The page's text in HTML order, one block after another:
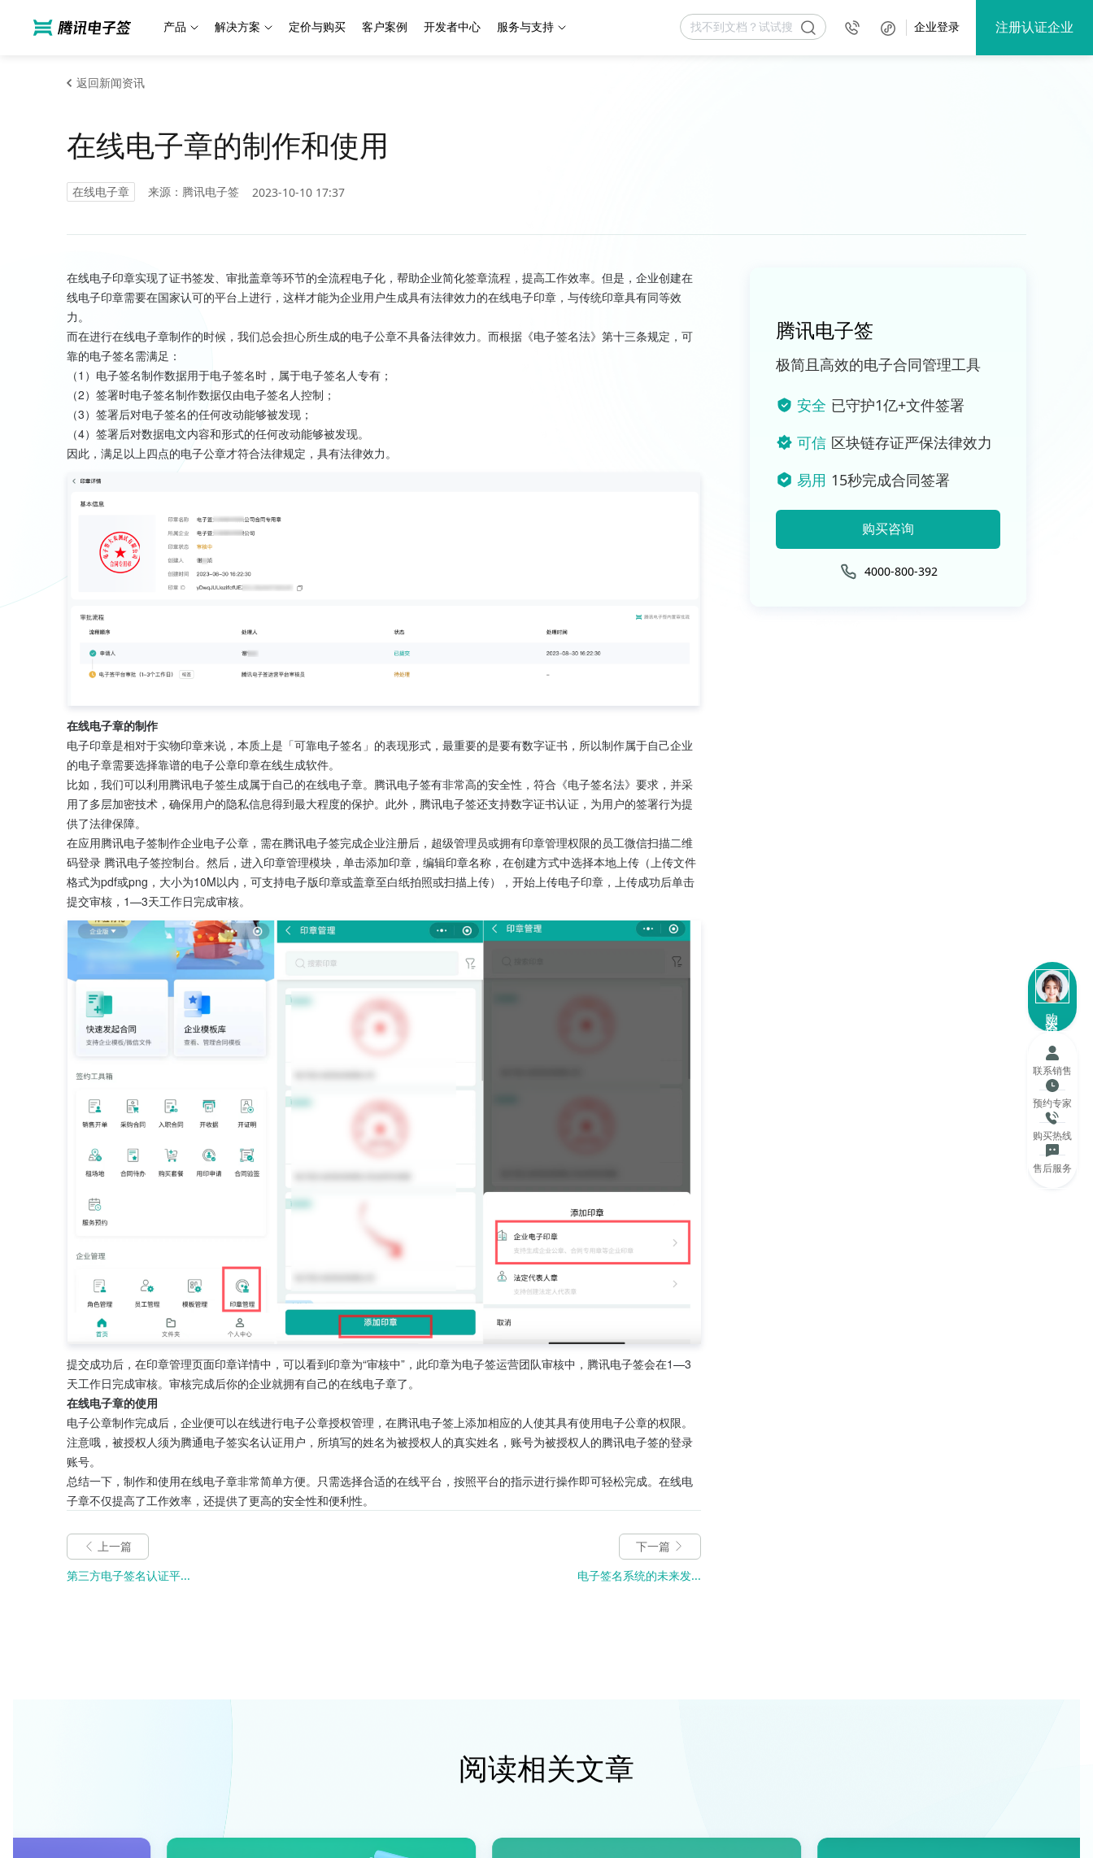
产品 解决方案 定价与购买 客户案例 开发者中心 服务与支持 企业登录 注册认证企业
返回新闻资讯
在线电子章的制作和使用
在线电子章 来源：腾讯电子签 2023-10-10 17:37
在线电子印章实现了证书签发、审批盖章等环节的全流程电子化，帮助企业简化签章流程，提高工作效率。但是，企业创建在
线电子印章需要在国家认可的平台上进行，这样才能为企业用户生成具有法律效力的在线电子印章，与传统印章具有同等效
力。
而在进行在线电子章制作的时候，我们总会担心所生成的电子公章不具备法律效力。而根据《电子签名法》第十三条规定，可
靠的电子签名需满足：
（1）电子签名制作数据用于电子签名时，属于电子签名人专有；
（2）签署时电子签名制作数据仅由电子签名人控制；
（3）签署后对电子签名的任何改动能够被发现；
（4）签署后对数据电文内容和形式的任何改动能够被发现。
因此，满足以上四点的电子公章才符合法律规定，具有法律效力。
在线电子章的制作
电子印章是相对于实物印章来说，本质上是「可靠电子签名」的表现形式，最重要的是要有数字证书，所以制作属于自己企业
的电子章需要选择靠谱的电子公章印章在线生成软件。
比如，我们可以利用腾讯电子签生成属于自己的在线电子章。腾讯电子签有非常高的安全性，符合《电子签名法》要求，并采
用了多层加密技术，确保用户的隐私信息得到最大程度的保护。此外，腾讯电子签还支持数字证书认证，为用户的签署行为提
供了法律保障。
在应用腾讯电子签制作企业电子公章，需在腾讯电子签完成企业注册后，超级管理员或拥有印章管理权限的员工微信扫描二维
码登录 腾讯电子签控制台。然后，进入印章管理模块，单击添加印章，编辑印章名称，在创建方式中选择本地上传（上传文件
格式为pdf或png，大小为10M以内，可支持电子版印章或盖章至白纸拍照或扫描上传），开始上传电子印章，上传成功后单击
提交审核，1—3天工作日完成审核。
提交成功后，在印章管理页面印章详情中，可以看到印章为“审核中”，此印章为电子签运营团队审核中，腾讯电子签会在1—3
天工作日完成审核。审核完成后你的企业就拥有自己的在线电子章了。
在线电子章的使用
电子公章制作完成后，企业便可以在线进行电子公章授权管理，在腾讯电子签上添加相应的人使其具有使用电子公章的权限。
注意哦，被授权人须为腾通电子签实名认证用户，所填写的姓名为被授权人的真实姓名，账号为被授权人的腾讯电子签的登录
账号。
总结一下，制作和使用在线电子章非常简单方便。只需选择合适的在线平台，按照平台的指示进行操作即可轻松完成。在线电
子章不仅提高了工作效率，还提供了更高的安全性和便利性。
上一篇
第三方电子签名认证平...
下一篇
电子签名系统的未来发...
腾讯电子签
极简且高效的电子合同管理工具
安全 已守护1亿+文件签署
可信 区块链存证严保法律效力
易用 15秒完成合同签署
购买咨询
4000-800-392
阅读相关文章
购买咨询
联系销售
预约专家
购买热线
售后服务